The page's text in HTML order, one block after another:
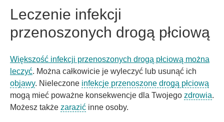
Leczenie infekcji
przenoszonych drogą płciową
Większość infekcji przenoszonych drogą płciową można
leczyć. Można całkowicie je wyleczyć lub usunąć ich
objawy. Nieleczone infekcje przenoszone drogą płciową
mogą mieć poważne konsekwencje dla Twojego zdrowia.
Możesz także zarazić inne osoby.